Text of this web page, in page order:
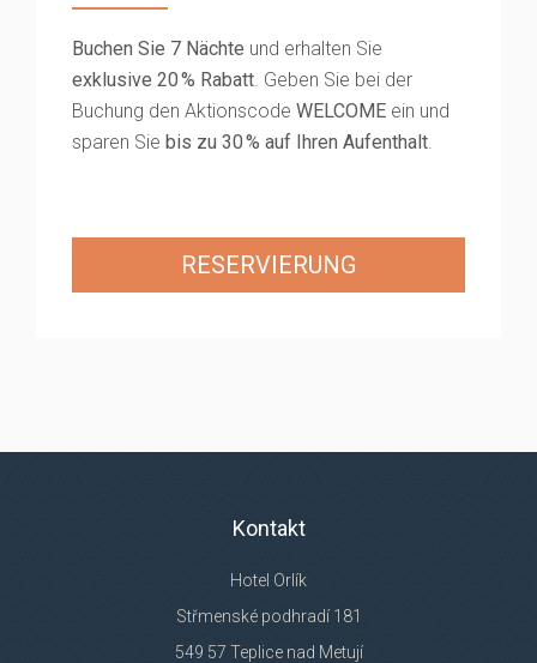
Buchen Sie 7 Nächte und erhalten Sie
exklusive 20 % Rabatt. Geben Sie bei der
Buchung den Aktionscode WELCOME ein und
sparen Sie bis zu 30 % auf Ihren Aufenthalt.
RESERVIERUNG
Kontakt
Hotel Orlík
Střmenské podhradí 181
549 57 Teplice nad Metují